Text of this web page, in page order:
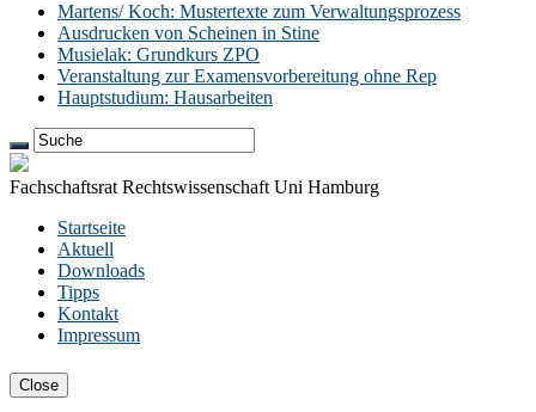
Martens/ Koch: Mustertexte zum Verwaltungsprozess
Ausdrucken von Scheinen in Stine
Musielak: Grundkurs ZPO
Veranstaltung zur Examensvorbereitung ohne Rep
Hauptstudium: Hausarbeiten
Fachschaftsrat Rechtswissenschaft Uni Hamburg
Startseite
Aktuell
Downloads
Tipps
Kontakt
Impressum
Close